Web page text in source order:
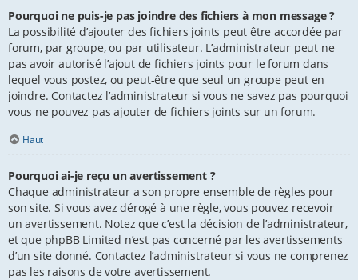
Pourquoi ne puis-je pas joindre des fichiers à mon message ?
La possibilité d’ajouter des fichiers joints peut être accordée par
forum, par groupe, ou par utilisateur. L’administrateur peut ne
pas avoir autorisé l’ajout de fichiers joints pour le forum dans
lequel vous postez, ou peut-être que seul un groupe peut en
joindre. Contactez l’administrateur si vous ne savez pas pourquoi
vous ne pouvez pas ajouter de fichiers joints sur un forum.
Haut
Pourquoi ai-je reçu un avertissement ?
Chaque administrateur a son propre ensemble de règles pour
son site. Si vous avez dérogé à une règle, vous pouvez recevoir
un avertissement. Notez que c’est la décision de l’administrateur,
et que phpBB Limited n’est pas concerné par les avertissements
d’un site donné. Contactez l’administrateur si vous ne comprenez
pas les raisons de votre avertissement.